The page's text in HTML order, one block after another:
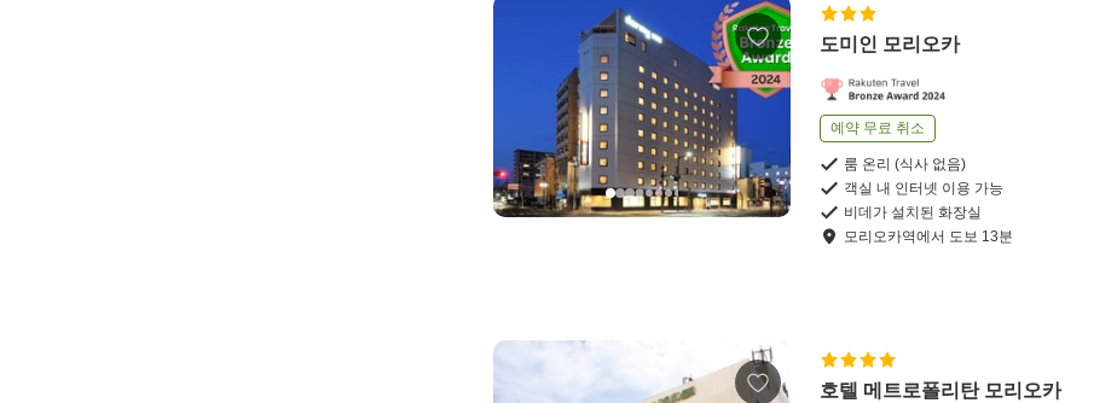
도미인 모리오카
예약 무료 취소
룸 온리 (식사 없음)
객실 내 인터넷 이용 가능
비데가 설치된 화장실
모리오카역에서 도보 13분
호텔 메트로폴리탄 모리오카